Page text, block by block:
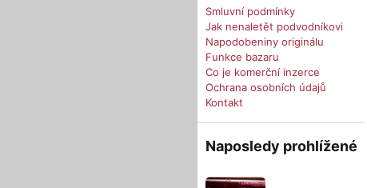
Smluvní podmínky
Jak nenaletět podvodníkovi
Napodobeniny originálu
Funkce bazaru
Co je komerční inzerce
Ochrana osobních údajů
Kontakt
Naposledy prohlížené